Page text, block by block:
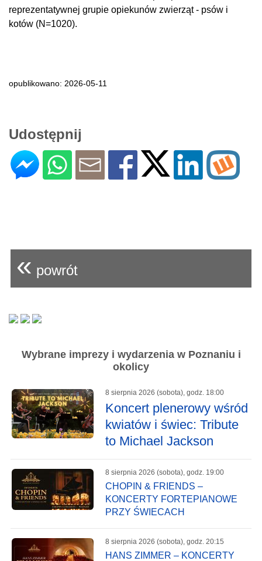
reprezentatywnej grupie opiekunów zwierząt - psów i
kotów (N=1020).
opublikowano: 2026-05-11
Udostępnij
« powrót
Wybrane imprezy i wydarzenia w Poznaniu i
okolicy
8 sierpnia 2026 (sobota), godz. 18:00
Koncert plenerowy wśród
kwiatów i świec: Tribute
to Michael Jackson
8 sierpnia 2026 (sobota), godz. 19:00
CHOPIN & FRIENDS –
KONCERTY FORTEPIANOWE
PRZY ŚWIECACH
8 sierpnia 2026 (sobota), godz. 20:15
HANS ZIMMER – KONCERTY